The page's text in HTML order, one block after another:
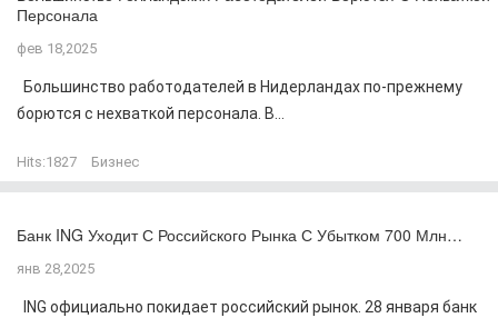
Персонала
фев 18,2025
Большинство работодателей в Нидерландах по-прежнему
борются с нехваткой персонала. В...
Hits:1827 Бизнес
Банк ING Уходит С Российского Рынка С Убытком 700 Млн…
янв 28,2025
ING официально покидает российский рынок. 28 января банк